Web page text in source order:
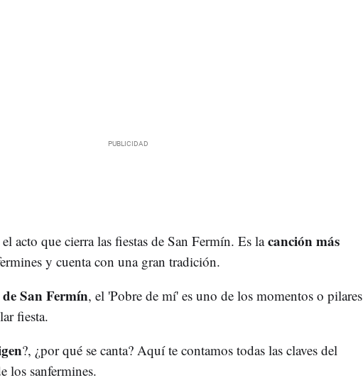
el acto que cierra las fiestas de San Fermín. Es lacanción más
y cuenta con una gran tradición.
San Fermín, el 'Pobre de mí' es uno de los momentos o pilares
fiesta.
?, ¿por qué se canta? Aquí te contamos todas las claves del
los sanfermines.